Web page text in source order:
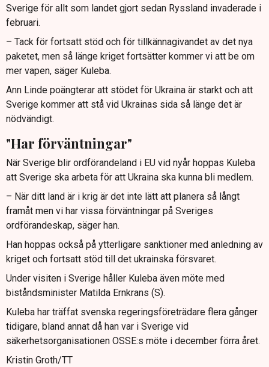
Sverige för allt som landet gjort sedan Ryssland invaderade i
februari.
– Tack för fortsatt stöd och för tillkännagivandet av det nya
paketet, men så länge kriget fortsätter kommer vi att be om
mer vapen, säger Kuleba.
Ann Linde poängterar att stödet för Ukraina är starkt och att
Sverige kommer att stå vid Ukrainas sida så länge det är
nödvändigt.
"Har förväntningar"
När Sverige blir ordförandeland i EU vid nyår hoppas Kuleba
att Sverige ska arbeta för att Ukraina ska kunna bli medlem.
– När ditt land är i krig är det inte lätt att planera så långt
framåt men vi har vissa förväntningar på Sveriges
ordförandeskap, säger han.
Han hoppas också på ytterligare sanktioner med anledning av
kriget och fortsatt stöd till det ukrainska försvaret.
Under visiten i Sverige håller Kuleba även möte med
biståndsminister Matilda Ernkrans (S).
Kuleba har träffat svenska regeringsföreträdare flera gånger
tidigare, bland annat då han var i Sverige vid
säkerhetsorganisationen OSSE:s möte i december förra året.
Kristin Groth/TT